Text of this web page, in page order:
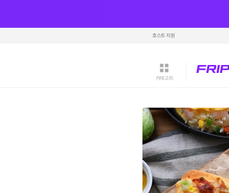
호스트 지원
카테고리